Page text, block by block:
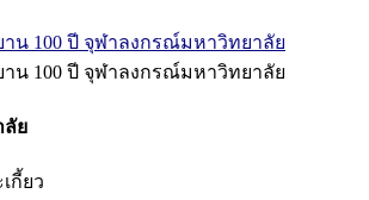
น 100 ปี จุฬาลงกรณ์มหาวิทยาลัย
น 100 ปี จุฬาลงกรณ์มหาวิทยาลัย
ย
กี้ยว